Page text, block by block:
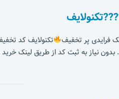
فرایدی پر تخفیف تکنولایف کد تخفیف تکنولایف : از 30 آبان تا 7
نیاز به ثبت کد از طریق لینک خرید